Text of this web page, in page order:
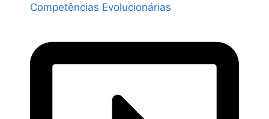
Competências Evolucionárias